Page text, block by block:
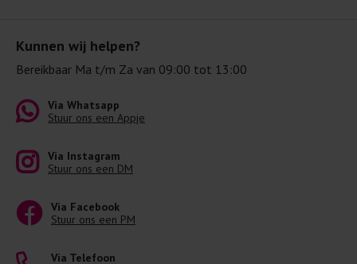
Kunnen wij helpen?
Bereikbaar Ma t/m Za van 09:00 tot 13:00
Via Whatsapp
Stuur ons een Appje
Via Instagram
Stuur ons een DM
Via Facebook
Stuur ons een PM
Via Telefoon